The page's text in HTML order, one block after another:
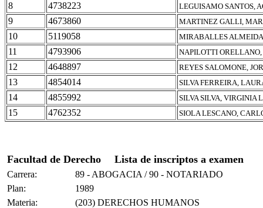
8 4738223 LEGUISAMO SANTOS,
9 4673860 MARTINEZ GALLI,
10 5119058 MIRABALLES
11 4793906 NAPILOTTI
12 4648897 REYES SALOMONE,
13 4854014 SILVA FERREIRA,
14 4855992 SILVA SILVA, VIRGINIA
15 4762352 SIOLA LESCANO,
Facultad de Derecho Lista de inscriptos a examen
Carrera:
89 - ABOGACIA / 90 - NOTARIADO
Plan:
1989
Materia:
(203) DERECHOS HUMANOS